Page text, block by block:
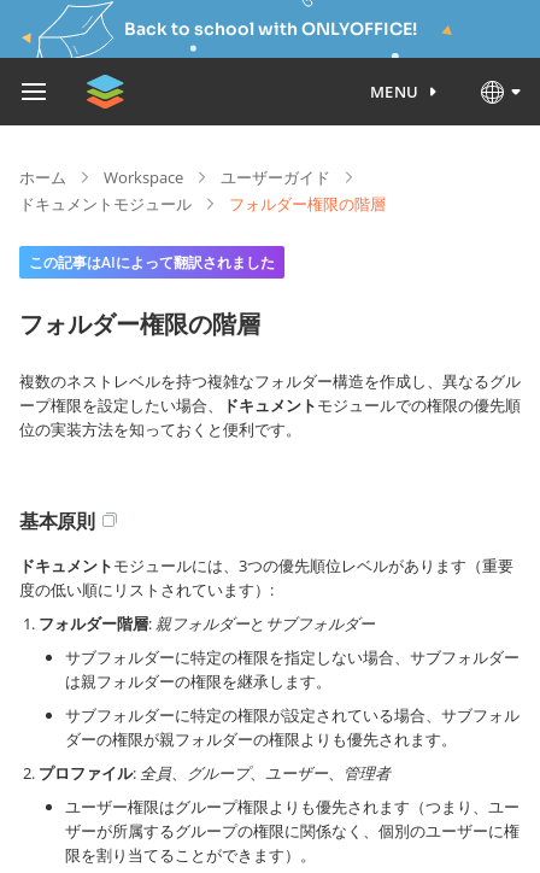
Back to school with ONLYOFFICE!
MENU
ホーム Workspace
ユーザーガイド
ドキュメントモジュール
フォルダー権限の階層
この記事はAIによって翻訳されました
フォルダー権限の階層
複数のネストレベルを持つ複雑なフォルダー構造を作成し、異なるグル
ープ権限を設定したい場合、
ドキュメントモジュールでの権限の優先順
位の実装方法を知っておくと便利です。
基本原則
ドキュメントモジュールには、3つの優先順位レベルがあります（重要
度の低い順にリストされています）:
フォルダー階層:親フォルダーと サブフォルダー
サブフォルダーに特定の権限を指定しない場合、サブフォルダー
は親フォルダーの権限を継承します。
サブフォルダーに特定の権限が設定されている場合、サブフォル
ダーの権限が親フォルダーの権限よりも優先されます。
プロファイル: 全員、 グループ、 ユーザー、
管理者
ユーザー権限はグループ権限よりも優先されます（つまり、ユー
ザーが所属するグループの権限に関係なく、個別のユーザーに権
限を割り当てることができます）。